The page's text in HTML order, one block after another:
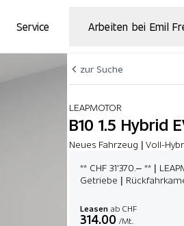
Service Arbeiten bei Emil
zur Suche
LEAPMOTOR
B10 1.5 Hybrid
Neues Fahrzeug | Voll-
** CHF 31'370.– ** |
Getriebe |
Leasen ab CHF
314.00 /Mt.